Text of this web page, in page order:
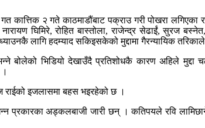
२ गते काठमाडौंबाट पक्राउ गरी पोखरा लगिएका
घिमिरे, रोहित बास्तोला, राजेन्द्र सेढाईं, सुरज
लागि हदम्याद सकिइसकेको मुद्दामा गैरन्यायिक
भन्ने बोलेको भिडियो देखाउँदै प्रतिशोधकै कारण अहिले
राईको इजलासमा बहस भइरहेको छ ।
प्रकारका अड्कलबाजी जारी छन् । कतिपयले रवि